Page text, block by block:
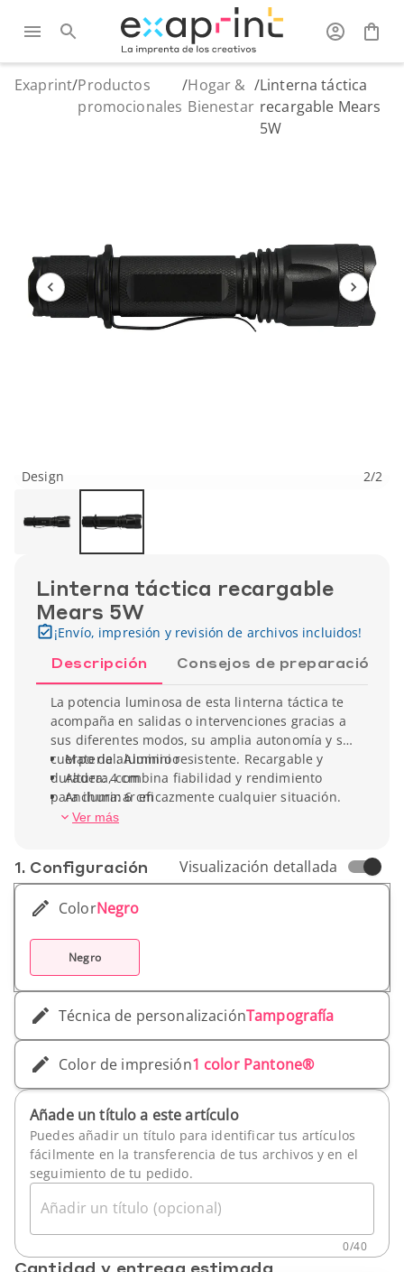
Exaprint/Productos
promocionales
/Hogar &
Bienestar
/Linterna táctica
recargable Mears
5W
Design 2/2
Linterna táctica recargable
Mears 5W
¡Envío, impresión y revisión de archivos incluidos!
Descripción Consejos de preparación
La potencia luminosa de esta linterna táctica te
acompaña en salidas o intervenciones gracias a
sus diferentes modos, su amplia autonomía y su
cuerpo de aluminio resistente. Recargable y
duradera, combina fiabilidad y rendimiento
para iluminar eficazmente cualquier situación.
Material: Aluminio
Altura: 4 cm
Anchura: 6 cm
Peso unitario: 175 g
Ver más
1. Conf­iguración Visualización detallada
ColorNegro
Negro
Técnica de personalizaciónTampografía
Color de impresión1 color Pantone®
Añade un título a este artículo
Puedes añadir un título para identificar tus artículos
fácilmente en la transferencia de tus archivos y en el
seguimiento de tu pedido.
Añadir un título (opcional)
0/40
Cantidad y entrega estimada